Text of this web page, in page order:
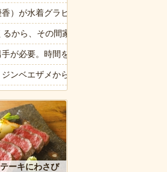
てやる！！」→祖父が亡くなりその土地
ラレコ動画😱
す理由ｗｗｗｗｗ
為にリベンジへ
）が水着グラビア復帰ｗｗｗｗｗ
るから、その間家のことはよろしくね」
が必要。時間を見つけて行きたい」
ンベエザメからとんでもない“スキンシ
丁で250円か･･･高いけど美味そうだし
）太子堂（千代田区）が破産開始
ーキにわさび